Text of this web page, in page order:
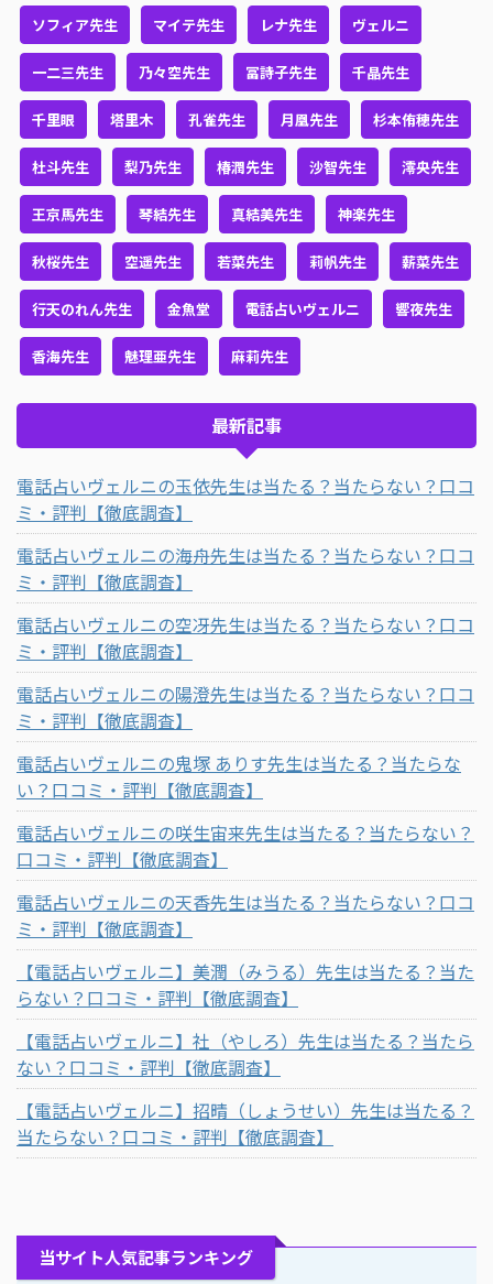
ソフィア先生 マイテ先生 レナ先生 ヴェルニ
一二三先生 乃々空先生 冨詩子先生 千晶先生
千里眼 塔里木 孔雀先生 月凰先生 杉本侑穂先生
杜斗先生 梨乃先生 椿潤先生 沙智先生 澪央先生
王京馬先生 琴結先生 真結美先生 神楽先生
秋桜先生 空遥先生 若菜先生 莉帆先生 薪菜先生
行天のれん先生 金魚堂 電話占いヴェルニ 響夜先生
香海先生 魅理亜先生 麻莉先生
最新記事
電話占いヴェルニの玉依先生は当たる？当たらない？口コ
ミ・評判【徹底調査】
電話占いヴェルニの海舟先生は当たる？当たらない？口コ
ミ・評判【徹底調査】
電話占いヴェルニの空冴先生は当たる？当たらない？口コ
ミ・評判【徹底調査】
電話占いヴェルニの陽澄先生は当たる？当たらない？口コ
ミ・評判【徹底調査】
電話占いヴェルニの鬼塚 ありす先生は当たる？当たらな
い？口コミ・評判【徹底調査】
電話占いヴェルニの咲生宙来先生は当たる？当たらない？
口コミ・評判【徹底調査】
電話占いヴェルニの天香先生は当たる？当たらない？口コ
ミ・評判【徹底調査】
【電話占いヴェルニ】美潤（みうる）先生は当たる？当た
らない？口コミ・評判【徹底調査】
【電話占いヴェルニ】社（やしろ）先生は当たる？当たら
ない？口コミ・評判【徹底調査】
【電話占いヴェルニ】招晴（しょうせい）先生は当たる？
当たらない？口コミ・評判【徹底調査】
当サイト人気記事ランキング